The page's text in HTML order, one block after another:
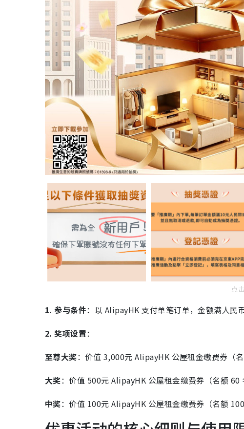
点
1. 参与条件：以 AlipayHK 支付单笔订单，金额满人民
2. 奖项设置：
至尊大奖：价值 3,000元 AlipayHK 公屋租金缴费券（名
大奖：价值 500元 AlipayHK 公屋租金缴费券（名额 60
中奖：价值 100元 AlipayHK 公屋租金缴费券（名额 100